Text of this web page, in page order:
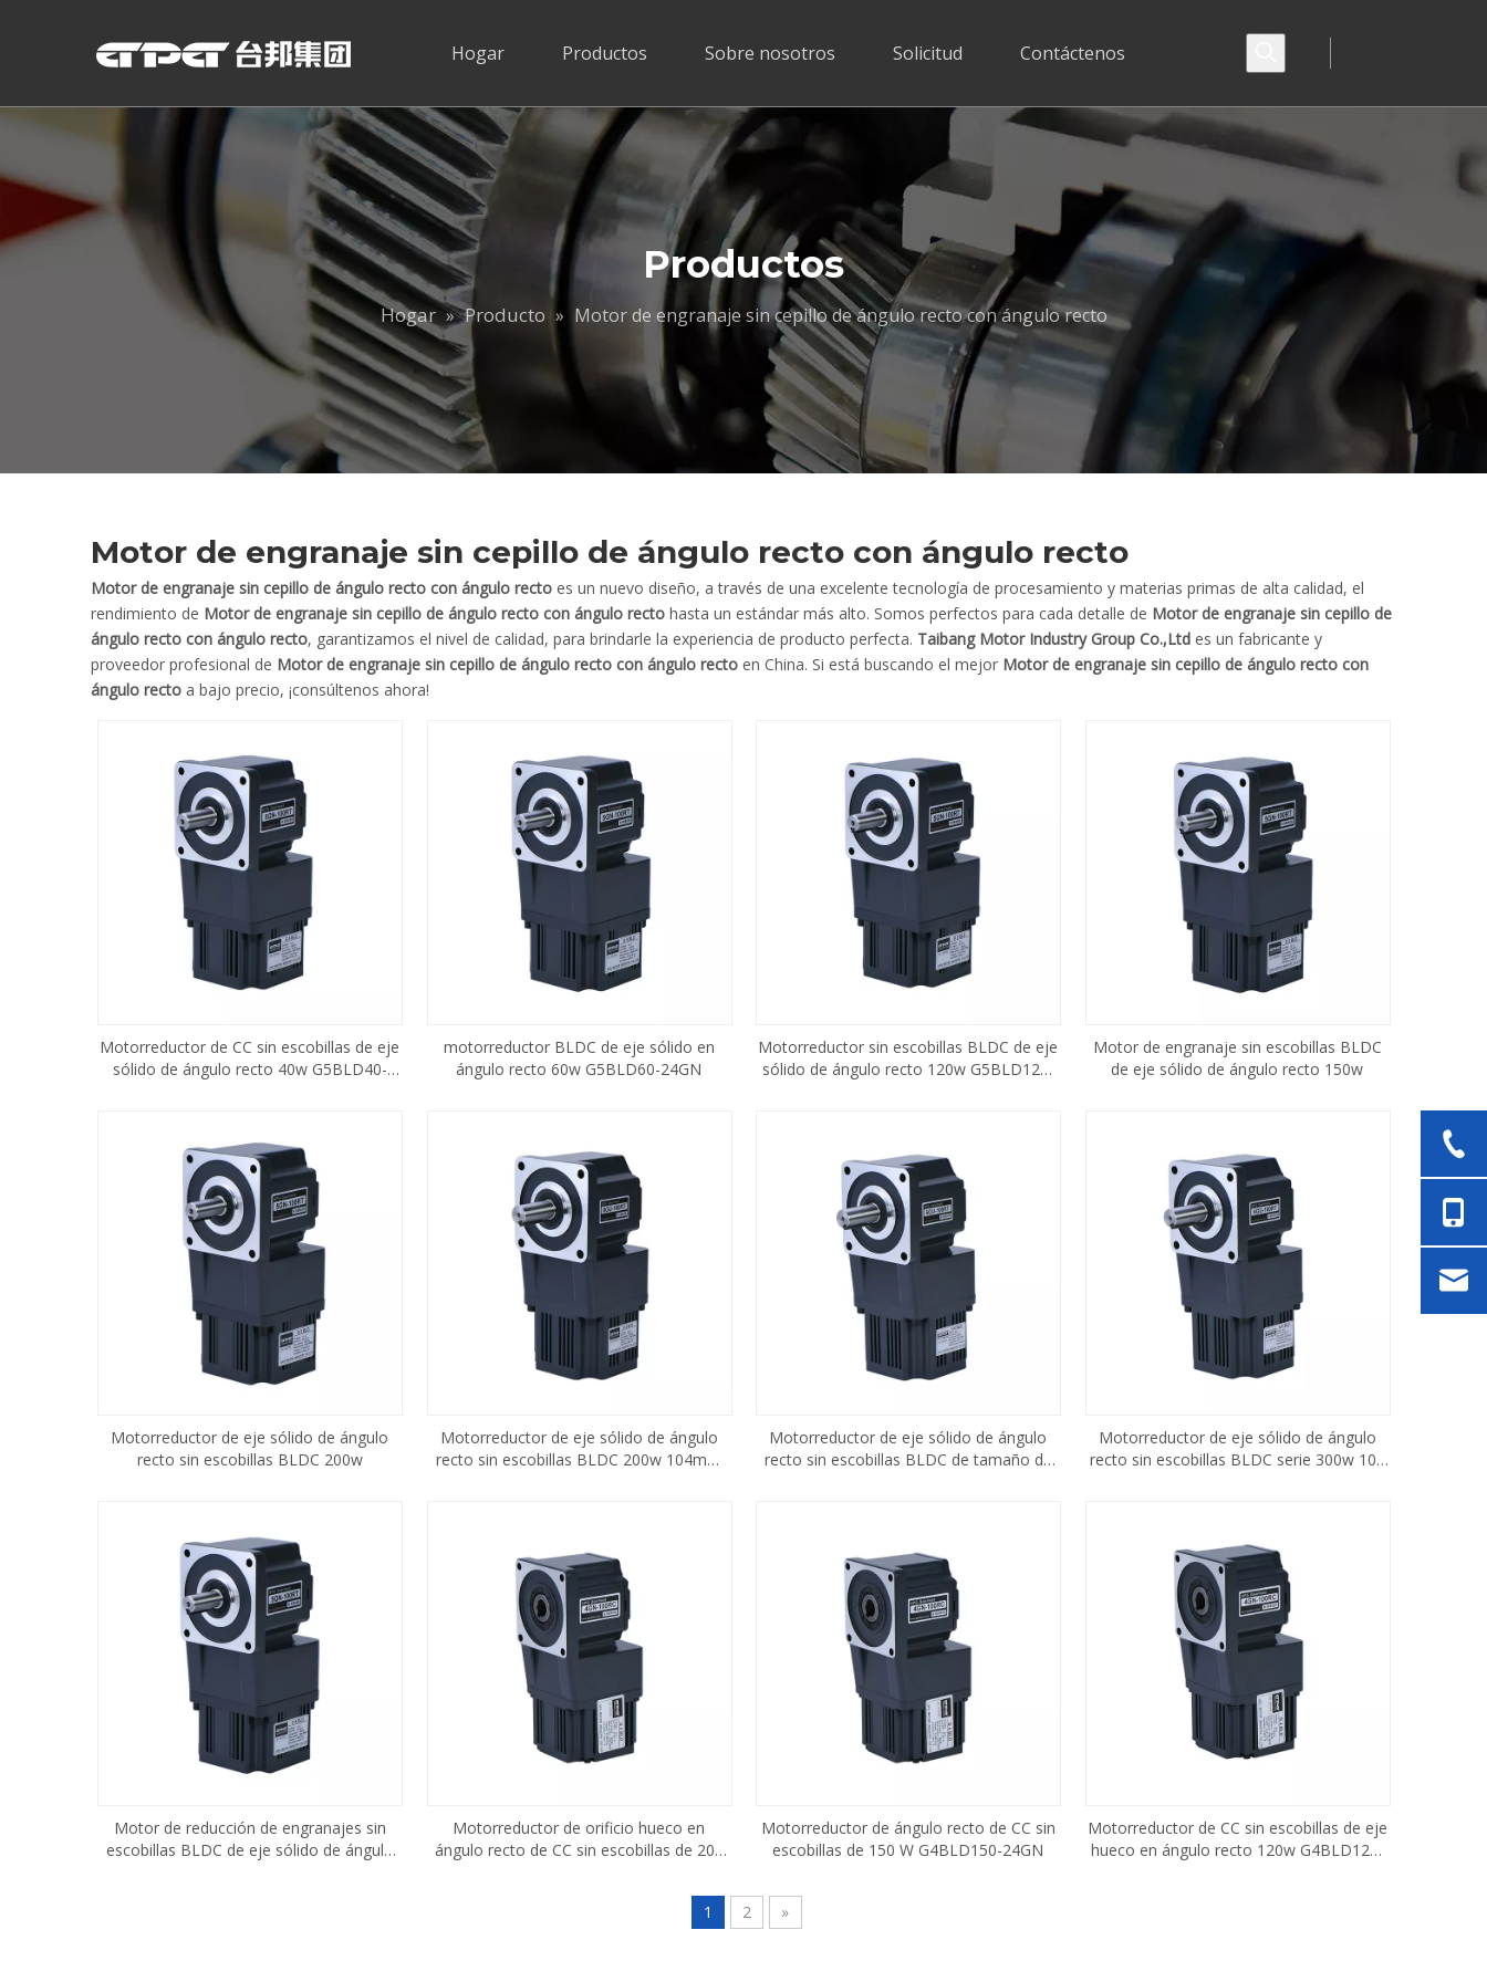
Hogar Productos Sobre nosotros Solicitud Contáctenos
Productos
Hogar » Producto » Motor de engranaje sin cepillo de ángulo recto con ángulo recto
Motor de engranaje sin cepillo de ángulo recto con ángulo recto
Motor de engranaje sin cepillo de ángulo recto con ángulo recto es un nuevo diseño, a través de una excelente tecnología de procesamiento y materias primas de alta calidad, el
rendimiento de Motor de engranaje sin cepillo de ángulo recto con ángulo recto hasta un estándar más alto. Somos perfectos para cada detalle de Motor de engranaje sin cepillo de
ángulo recto con ángulo recto, garantizamos el nivel de calidad, para brindarle la experiencia de producto perfecta. Taibang Motor Industry Group Co.,Ltd es un fabricante y
proveedor profesional de Motor de engranaje sin cepillo de ángulo recto con ángulo recto en China. Si está buscando el mejor Motor de engranaje sin cepillo de ángulo recto con
ángulo recto a bajo precio, ¡consúltenos ahora!
Motorreductor de CC sin escobillas de eje
sólido de ángulo recto 40w G5BLD40-
motorreductor BLDC de eje sólido en
ángulo recto 60w G5BLD60-24GN
Motorreductor sin escobillas BLDC de eje
sólido de ángulo recto 120w G5BLD120-
Motor de engranaje sin escobillas BLDC
de eje sólido de ángulo recto 150w
Motorreductor de eje sólido de ángulo
recto sin escobillas BLDC 200w
Motorreductor de eje sólido de ángulo
recto sin escobillas BLDC 200w 104mm
Motorreductor de eje sólido de ángulo
recto sin escobillas BLDC de tamaño de
Motorreductor de eje sólido de ángulo
recto sin escobillas BLDC serie 300w 104
Motor de reducción de engranajes sin
escobillas BLDC de eje sólido de ángulo
Motorreductor de orificio hueco en
ángulo recto de CC sin escobillas de 200
Motorreductor de ángulo recto de CC sin
escobillas de 150 W G4BLD150-24GN
Motorreductor de CC sin escobillas de eje
hueco en ángulo recto 120w G4BLD120-
1
2 »